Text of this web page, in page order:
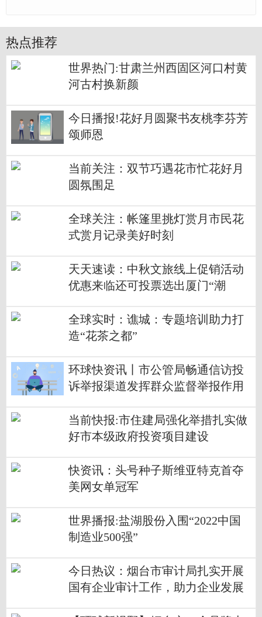
热点推荐
世界热门:甘肃兰州西固区河口村黄
河古村换新颜
今日播报!花好月圆聚书友桃李芬芳
颂师恩
当前关注：双节巧遇花市忙花好月
圆氛围足
全球关注：帐篷里挑灯赏月市民花
式赏月记录美好时刻
天天速读：中秋文旅线上促销活动
优惠来临还可投票选出厦门“潮
全球实时：谯城：专题培训助力打
造“花茶之都”
环球快资讯丨市公管局畅通信访投
诉举报渠道发挥群众监督举报作用
当前快报:市住建局强化举措扎实做
好市本级政府投资项目建设
快资讯：头号种子斯维亚特克首夺
美网女单冠军
世界播报:盐湖股份入围“2022中国
制造业500强”
今日热议：烟台市审计局扎实开展
国有企业审计工作，助力企业发展